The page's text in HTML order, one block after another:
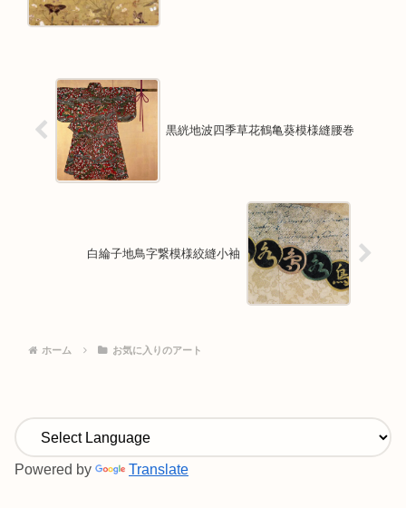
黒絖地波四季草花鶴亀葵模様縫腰巻
白綸子地鳥字繋模様絞縫小袖
ホーム お気に入りのアート
Powered by Translate